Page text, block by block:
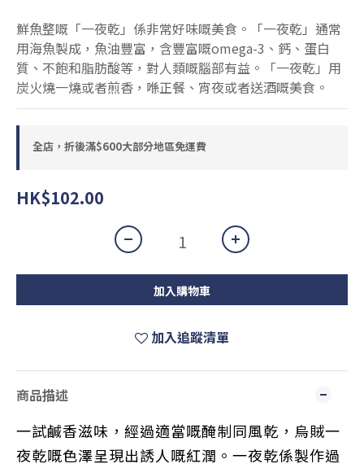
鮮魚整嘅「一夜乾」係非常好味嘅美食。「一夜乾」通常
用海魚製成，魚油豐富，含豐富嘅omega-3、鈣、蛋白
質、不飽和脂肪酸等，對人類嘅腦部有益。「一夜乾」用
炭火燒一燒或者煎香，喺正餐、宵夜或者送酒嘅美食。
全店，折後滿$600大部分地區免運費
HK$102.00
加入購物車
加入追蹤清單
商品描述
一試鹹香滋味，經過適當嘅醃制同風乾，烏賊一
夜乾嘅色澤呈現出誘人嘅紅潤。一夜乾係製作過